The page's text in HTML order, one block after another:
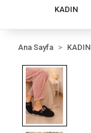
KADIN
Ana Sayfa KADIN